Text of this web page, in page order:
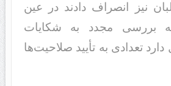
نیز انصراف دادند در عین
بررسی مجدد به شکایات
دارد تعدادی به تأیید صلاحیت‌ها